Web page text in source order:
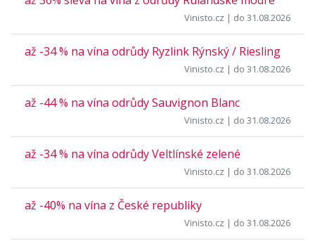
Vinisto.cz | do 31.08.2026
až -34 % na vína odrůdy Ryzlink Rýnský / Riesling
Vinisto.cz | do 31.08.2026
až -44 % na vína odrůdy Sauvignon Blanc
Vinisto.cz | do 31.08.2026
až -34 % na vína odrůdy Veltlínské zelené
Vinisto.cz | do 31.08.2026
až -40% na vína z České republiky
Vinisto.cz | do 31.08.2026